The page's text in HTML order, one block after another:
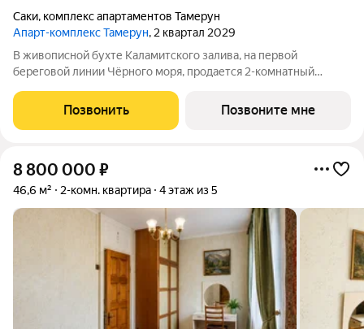
Саки, комплекс апартаментов Тамерун
Апарт-комплекс Тамерун, 2 квартал 2029
В живописной бухте Каламитского залива, на первой
береговой линии Чёрного моря, продается 2-комнатный
расположен на 3 этаже, в апарт-комплексе премиум-класса
«Тамерун». Девелопер проекта
Позвонить Позвоните мне
8 800 000 ₽
46,6 м² 2-комн. квартира 4 этаж из 5